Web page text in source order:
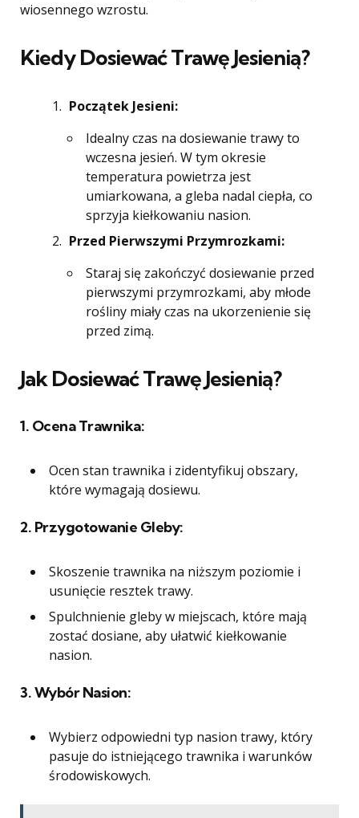
wiosennego wzrostu.
Kiedy Dosiewać Trawę Jesienią?
Początek Jesieni:
Idealny czas na dosiewanie trawy to
wczesna jesień. W tym okresie
temperatura powietrza jest
umiarkowana, a gleba nadal ciepła, co
sprzyja kiełkowaniu nasion.
Przed Pierwszymi Przymrozkami:
Staraj się zakończyć dosiewanie przed
pierwszymi przymrozkami, aby młode
rośliny miały czas na ukorzenienie się
przed zimą.
Jak Dosiewać Trawę Jesienią?
1. Ocena Trawnika:
Ocen stan trawnika i zidentyfikuj obszary,
które wymagają dosiewu.
2. Przygotowanie Gleby:
Skoszenie trawnika na niższym poziomie i
usunięcie resztek trawy.
Spulchnienie gleby w miejscach, które mają
zostać dosiane, aby ułatwić kiełkowanie
nasion.
3.Wybór Nasion:
Wybierz odpowiedni typ nasion trawy, który
pasuje do istniejącego trawnika i warunków
środowiskowych.